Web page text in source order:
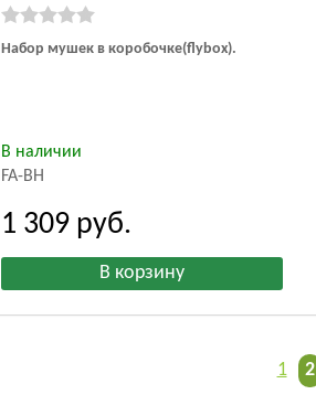
Набор мушек в коробочке(flybox).
В наличии
FA-BH
1 309 руб.
1 2